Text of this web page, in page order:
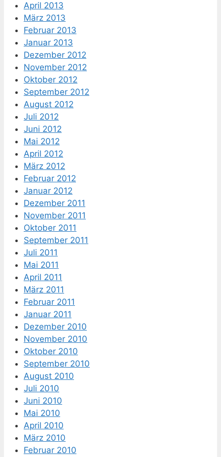
April 2013
März 2013
Februar 2013
Januar 2013
Dezember 2012
November 2012
Oktober 2012
September 2012
August 2012
Juli 2012
Juni 2012
Mai 2012
April 2012
März 2012
Februar 2012
Januar 2012
Dezember 2011
November 2011
Oktober 2011
September 2011
Juli 2011
Mai 2011
April 2011
März 2011
Februar 2011
Januar 2011
Dezember 2010
November 2010
Oktober 2010
September 2010
August 2010
Juli 2010
Juni 2010
Mai 2010
April 2010
März 2010
Februar 2010